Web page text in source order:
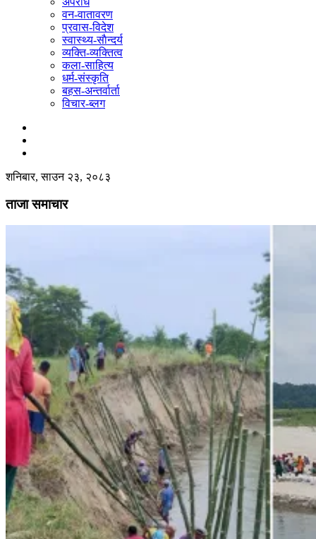
वन-वातावरण
प्रवास-विदेश
स्वास्थ्य-साैन्दर्य
व्यक्ति-व्यक्तित्व
कला-साहित्य
धर्म-संस्कृति
बहस-अन्तर्वार्ता
विचार-ब्लग
शनिबार, साउन २३, २०८३
ताजा समाचार